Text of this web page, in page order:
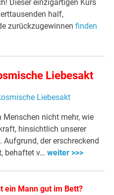
Dieser einzigartigen Kurs
half,
zurückzugewinnenfinden
Liebesakt
Menschen nicht mehr, wie
hinsichtlich unserer
der erschreckend
behaftet v… weiter >>>
ein Mann gut im Bett?